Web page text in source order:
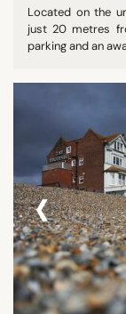
Located on the
just 20 metres
parking and an
‹